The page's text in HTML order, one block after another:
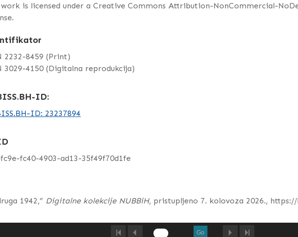
work is licensed under a Creative Commons Attribution-NonCommercial-
2232-8459 (Print)
3029-4150 (Digitalna reprodukcija)
ID:
ID: 23237894
fc40-4903-ad13-35f49f70d1fe
1942,” Digitalne kolekcije NUBBiH, pristupljeno 7. kolovoza 2026.,
Go